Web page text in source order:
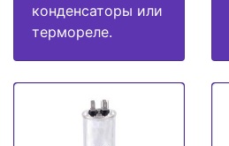
конденсаторы или
термореле.